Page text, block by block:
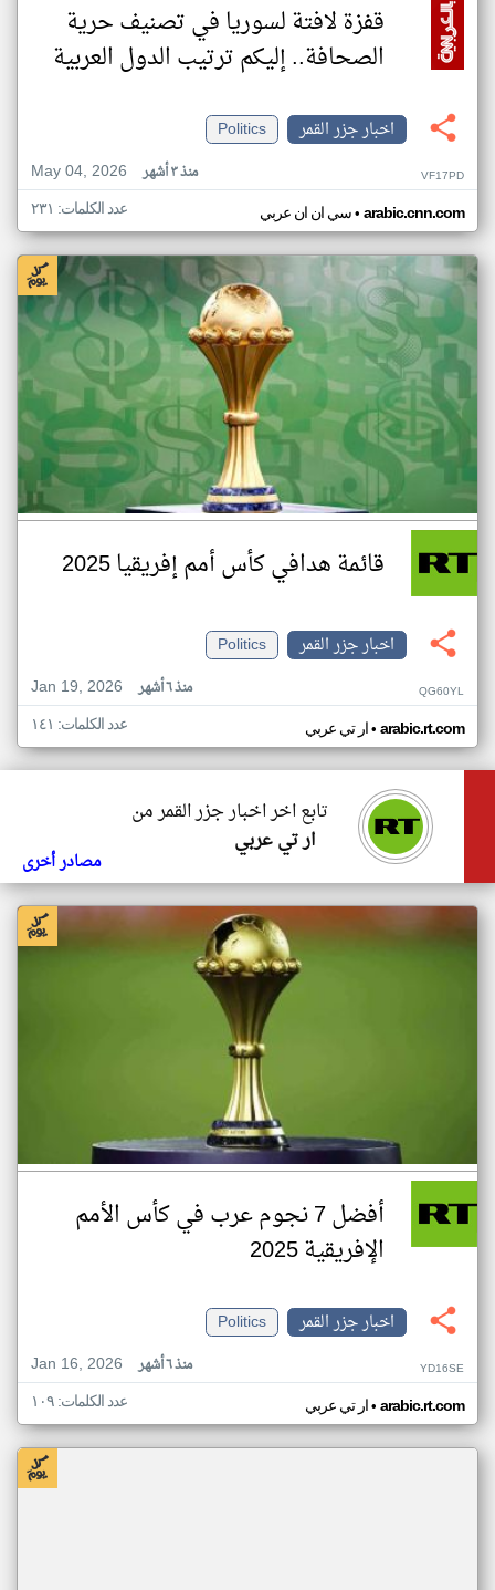
قفزة لافتة لسوريا في تصنيف حرية
الصحافة.. إليكم ترتيب الدول العربية
اخبار جزر القمر
Politics
May 04, 2026
منذ ٣ أشهر VF17PD
سي ان ان عربي• arabic.cnn.com عدد الكلمات: ٢٣١
قائمة هدافي كأس أمم إفريقيا 2025
اخبار جزر القمر
Politics
Jan 19, 2026
منذ ٦ أشهر QG60YL
ار تي عربي• arabic.rt.com عدد الكلمات: ١٤١
تابع اخر اخبار جزر القمر من
ار تي عربي
مصادر أخرى
أفضل 7 نجوم عرب في كأس الأمم
الإفريقية 2025
اخبار جزر القمر
Politics
Jan 16, 2026
منذ ٦ أشهر YD16SE
ار تي عربي• arabic.rt.com عدد الكلمات: ١٠٩